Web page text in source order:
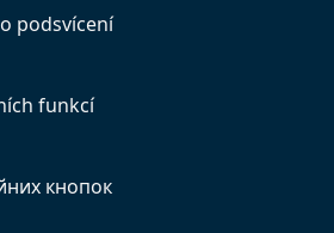
podsvícení
funkcí
кнопок